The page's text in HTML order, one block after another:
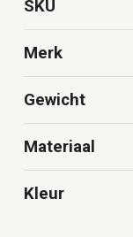
SKU
Merk
Gewicht
Materiaal
Kleur